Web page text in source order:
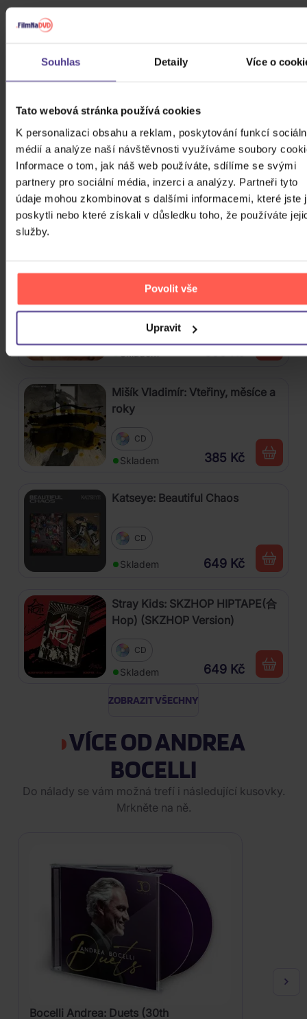
Souhlas Detaily Více o
Tato webová stránka používá cookies
K personalizaci obsahu a reklam, poskytování funkcí
médií a analýze naší návštěvnosti využíváme soubory
Informace o tom, jak náš web používáte, sdílíme se svými
partnery pro sociální média, inzerci a analýzy. Partneři tyto
údaje mohou zkombinovat s dalšími informacemi, které jste
poskytli nebo které získali v důsledku toho, že používáte
služby.
Povolit vše
Upravit
ZOBRAZIT VŠECHNY
POP, FOLK, WORLD, & COUNTRY &
CLASSICAL 2016 - 2026
Bílá Lucie: Vzkaz pro Ježíška
Gott Karel: Snění o Vánocích
3CD
Skladem
Mišík Vladimír: Vteřiny, měsíce a
roky
CD
Skladem 385 Kč
Katseye: Beautiful Chaos
CD
Skladem 649 Kč
Stray Kids: SKZHOP HIPTAPE(合
Hop) (SKZHOP Version)
CD
Skladem 649 Kč
ZOBRAZIT VŠECHNY
VÍCE OD ANDREA
BOCELLI
Do nálady se vám možná trefí i následující kusovky.
Mrkněte na ně.
Bocelli Andrea: Duets (30th